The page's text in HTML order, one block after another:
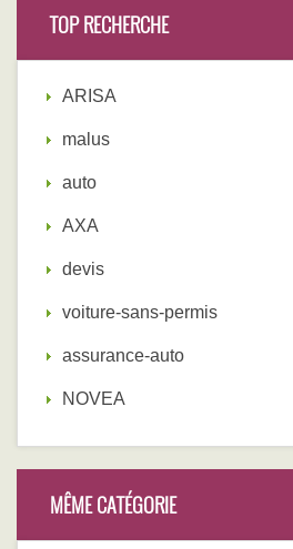
TOP RECHERCHE
ARISA
malus
auto
AXA
devis
voiture-sans-permis
assurance-auto
NOVEA
MÊME CATÉGORIE